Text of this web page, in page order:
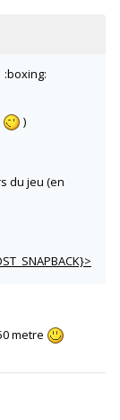
)
du jeu (en
metre